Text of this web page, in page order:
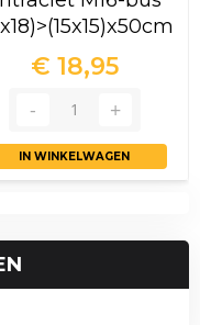
€ 18,95
IN WINKELWAGEN